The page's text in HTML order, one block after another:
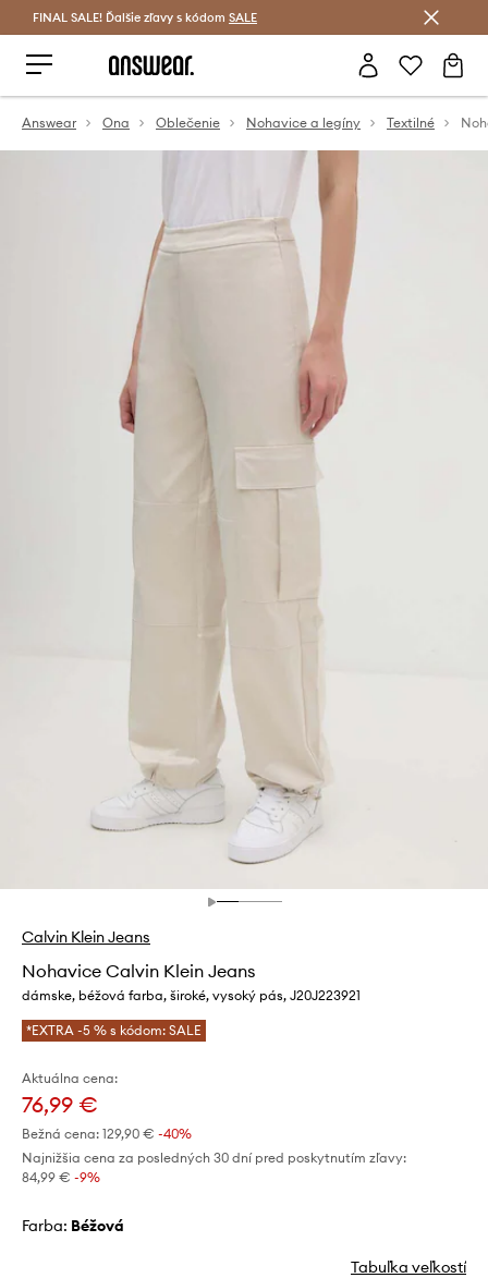
Šetrite s Answear Club >
FINAL SALE! Ďalšie zľavy s kódom SALE
Answear Ona Oblečenie Nohavice a legíny Textilné
Calvin Klein Jeans
Nohavice Calvin Klein Jeans
dámske, béžová farba, široké, vysoký pás, J20J223921
*EXTRA -5 % s kódom: SALE
Aktuálna cena:
76,99 €
Bežná cena: 129,90 € -40%
Najnižšia cena za posledných 30 dní pred poskytnutím zľavy:
84,99 € -9%
Farba: béžová
Tabuľka veľkostí